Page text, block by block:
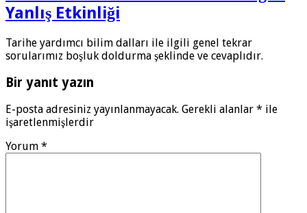
Yanlış Etkinliği
Tarihe yardımcı bilim dalları ile ilgili genel tekrar
sorularımız boşluk doldurma şeklinde ve cevaplıdır.
Bir yanıt yazın
E-posta adresiniz yayınlanmayacak. Gerekli alanlar * ile
işaretlenmişlerdir
Yorum *